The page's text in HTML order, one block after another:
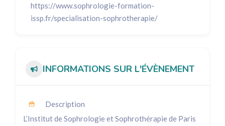
https://www.sophrologie-formation-
issp.fr/specialisation-sophrotherapie/
INFORMATIONS SUR L'ÉVÈNEMENT
Description
L’Institut de Sophrologie et Sophrothérapie de Paris